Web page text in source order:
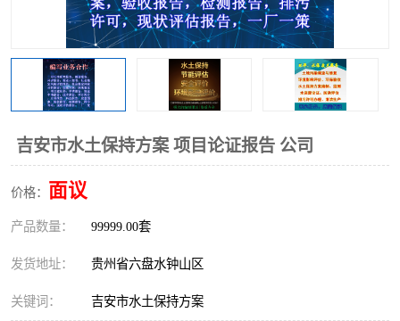
吉安市水土保持方案 项目论证报告 公司
价格： 面议
产品数量： 99999.00套
发货地址： 贵州省六盘水钟山区
关键词： 吉安市水土保持方案